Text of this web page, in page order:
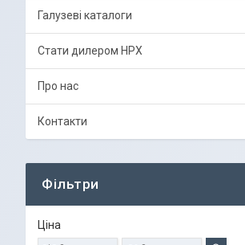
Галузеві каталоги
Стати дилером HPX
Про нас
Контакти
Фільтри
Ціна